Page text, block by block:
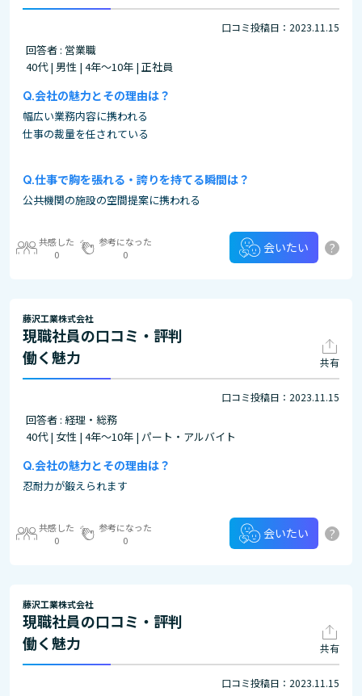
口コミ投稿日：2023.11.15
回答者 : 営業職
40代 | 男性 | 4年～10年 | 正社員
会社の魅力とその理由は？
幅広い業務内容に携われる
仕事の裁量を任されている
仕事で胸を張れる・誇りを持てる瞬間は？
公共機関の施設の空間提案に携われる
共感した
0
参考になった
0
会いたい ?
藤沢工業株式会社
現職社員の口コミ・評判
働く魅力
共有
口コミ投稿日：2023.11.15
回答者 : 経理・総務
40代 | 女性 | 4年～10年 | パート・アルバイト
会社の魅力とその理由は？
忍耐力が鍛えられます
共感した
0
参考になった
0
会いたい ?
藤沢工業株式会社
現職社員の口コミ・評判
働く魅力
共有
口コミ投稿日：2023.11.15